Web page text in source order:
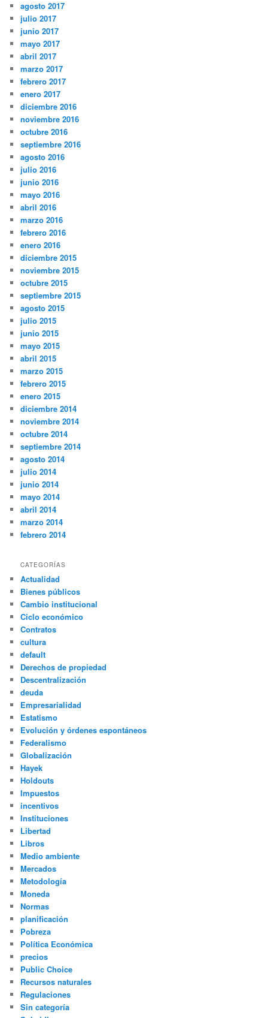
agosto 2017
julio 2017
junio 2017
mayo 2017
abril 2017
marzo 2017
febrero 2017
enero 2017
diciembre 2016
noviembre 2016
octubre 2016
septiembre 2016
agosto 2016
julio 2016
junio 2016
mayo 2016
abril 2016
marzo 2016
febrero 2016
enero 2016
diciembre 2015
noviembre 2015
octubre 2015
septiembre 2015
agosto 2015
julio 2015
junio 2015
mayo 2015
abril 2015
marzo 2015
febrero 2015
enero 2015
diciembre 2014
noviembre 2014
octubre 2014
septiembre 2014
agosto 2014
julio 2014
junio 2014
mayo 2014
abril 2014
marzo 2014
febrero 2014
CATEGORÍAS
Actualidad
Bienes públicos
Cambio institucional
Ciclo económico
Contratos
cultura
default
Derechos de propiedad
Descentralización
deuda
Empresarialidad
Estatismo
Evolución y órdenes espontáneos
Federalismo
Globalización
Hayek
Holdouts
Impuestos
incentivos
Instituciones
Libertad
Libros
Medio ambiente
Mercados
Metodología
Moneda
Normas
planificación
Pobreza
Política Económica
precios
Public Choice
Recursos naturales
Regulaciones
Sin categoría